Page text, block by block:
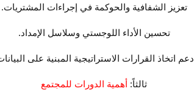
تعزيز الشفافية والحوكمة في إجراءات المشتريات.
تحسين الأداء اللوجستي وسلاسل الإمداد.
دعم اتخاذ القرارات الاستراتيجية المبنية على
ثالثاً: أهمية الدورات للمجتمع